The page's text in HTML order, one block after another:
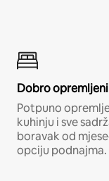
Dobro
Potpuno
kuhinju i sve
boravak od
opciju podnajma.